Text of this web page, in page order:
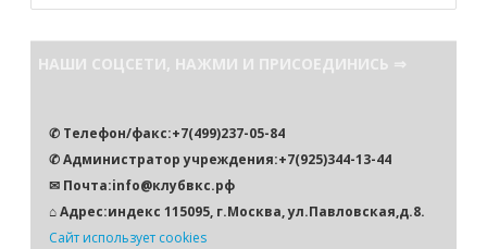
НАШИ СОЦСЕТИ, НАЖМИ И ПРИСОЕДИНИСЬ ⇒
✆ Телефон/факс:+7(499)237-05-84
✆ Администратор учреждения:+7(925)344-13-44
✉ Почта:info@клубвкс.рф
⌂ Адрес:индекс 115095, г.Москва, ул.Павловская,д.8.
Сайт использует cookies